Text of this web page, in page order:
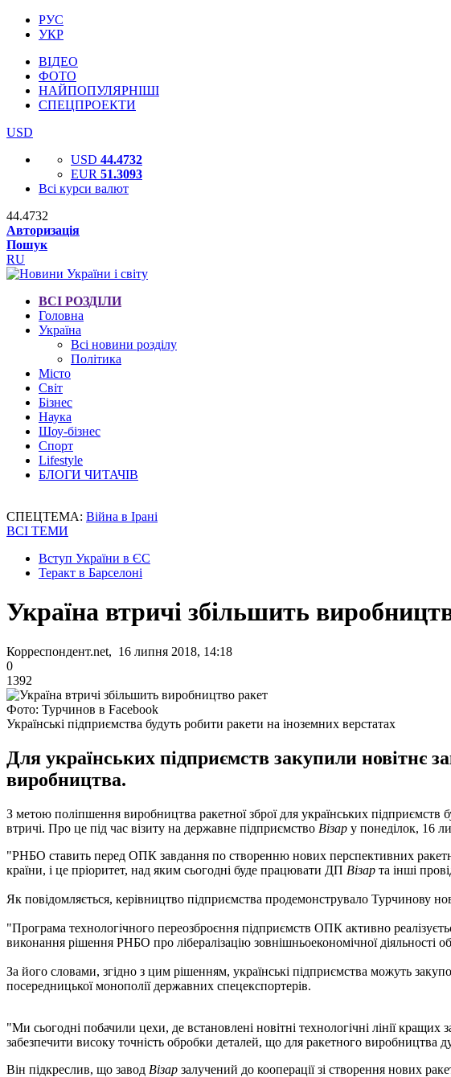
РУС
УКР
ВІДЕО
ФОТО
НАЙПОПУЛЯРНІШІ
СПЕЦПРОЕКТИ
USD
USD 44.4732
EUR 51.3093
Всі курси валют
44.4732
Авторизація
Пошук
RU
ВСІ РОЗДІЛИ
Головна
Україна
Всі новини розділу
Політика
Місто
Світ
Бізнес
Наука
Шоу-бізнес
Спорт
Lifestyle
БЛОГИ ЧИТАЧІВ
СПЕЦТЕМА: Війна в Ірані
ВСІ ТЕМИ
Вступ України в ЄС
Теракт в Барселоні
Україна втричі збільшить
Корреспондент.net, 16 липня 2018, 14:18
0
1392
Фото: Турчинов в Facebook
Українські підприємства будуть робити ракети на іноземних верстатах
Для українських підприємств закупили новітнє
виробництва.
З метою поліпшення виробництва ракетної зброї для українських підприємств
втричі. Про це під час візиту на державне підприємство Візар у понеділок, 16
"РНБО ставить перед ОПК завдання по створенню нових перспективних
країни, і це пріоритет, над яким сьогодні буде працювати ДП Візар та інші
Як повідомляється, керівництво підприємства продемонструвало Турчинову
"Програма технологічного переозброєння підприємств ОПК активно
виконання рішення РНБО про лібералізацію зовнішньоекономічної
За його словами, згідно з цим рішенням, українські підприємства можуть
посередницької монополії державних спецекспортерів.
"Ми сьогодні побачили цехи, де встановлені новітні технологічні лінії
забезпечити високу точність обробки деталей, що для ракетного виробництва
Він підкреслив, що завод Візар залучений до кооперації зі створення нових